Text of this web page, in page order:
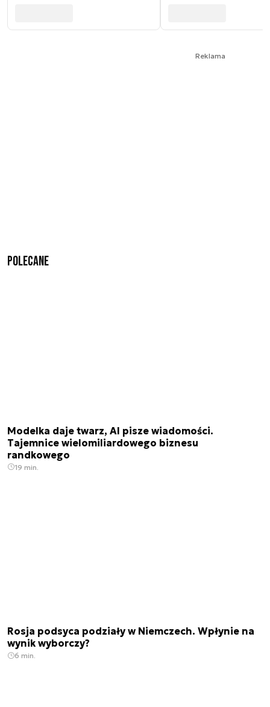
Reklama
Polecane
Modelka daje twarz, AI pisze wiadomości.
Tajemnice wielomiliardowego biznesu
randkowego
19 min.
Rosja podsyca podziały w Niemczech. Wpłynie na
wynik wyborczy?
6 min.